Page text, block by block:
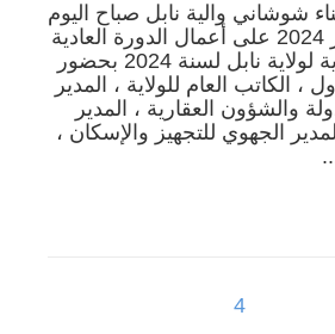
شوشاني والية نابل صباح اليوم
الجمعة 20 سبتمبر 2024 على أعمال الدورة العادية
الثانية للجنة الإدارية لولاية نابل لسنة 2024 بحضور
، الكاتب العام للولاية ، المدير
والشؤون العقارية ، المدير
الجهوي للتجهيز والإسكان ،